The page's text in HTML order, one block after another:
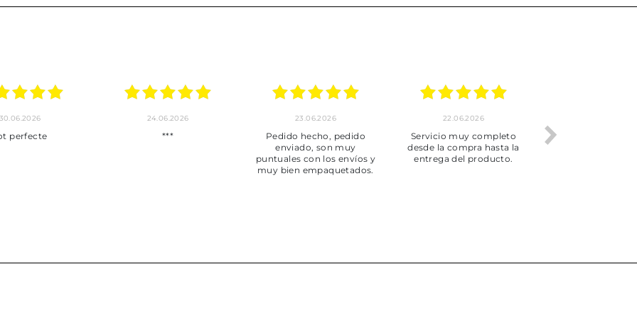
perfecte
24.06.2026
***
23.06.2026
Pedido hecho, pedido
enviado, son muy
puntuales con los envíos y
muy bien empaquetados.
22.06.2026
Servicio muy completo
desde la compra hasta la
entrega del producto.